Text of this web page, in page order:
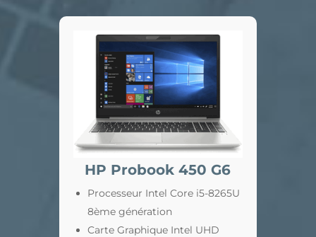
HP Probook 450 G6
Processeur Intel Core i5-8265U
8ème génération
Carte Graphique Intel UHD